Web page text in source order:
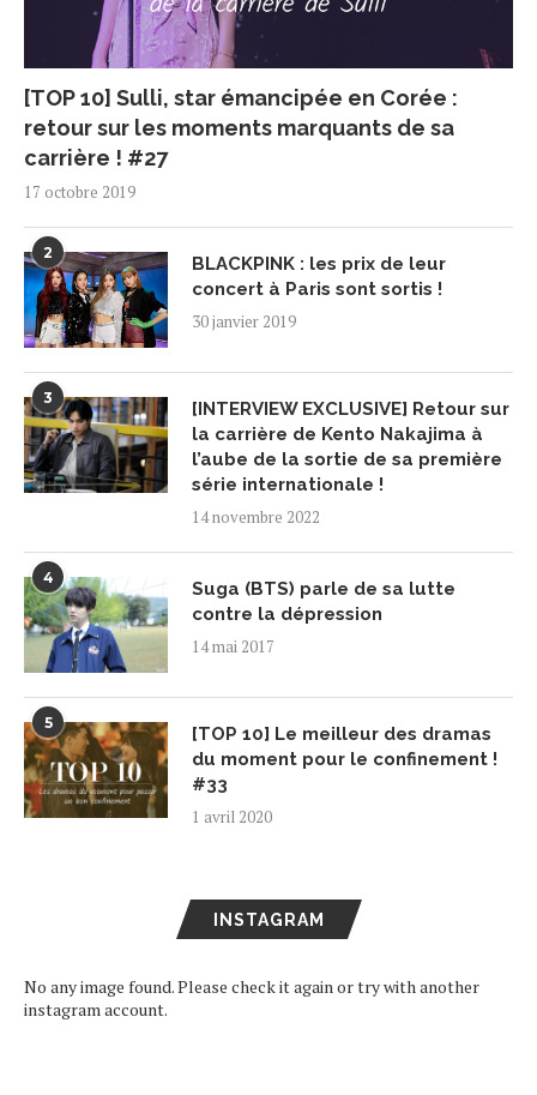
[TOP 10] Sulli, star émancipée en Corée :
retour sur les moments marquants de sa
carrière ! #27
17 octobre 2019
2
BLACKPINK : les prix de leur
concert à Paris sont sortis !
30 janvier 2019
3
[INTERVIEW EXCLUSIVE] Retour sur
la carrière de Kento Nakajima à
l’aube de la sortie de sa première
série internationale !
14 novembre 2022
4
Suga (BTS) parle de sa lutte
contre la dépression
14 mai 2017
5
[TOP 10] Le meilleur des dramas
du moment pour le confinement !
#33
1 avril 2020
INSTAGRAM
No any image found. Please check it again or try with another
instagram account.